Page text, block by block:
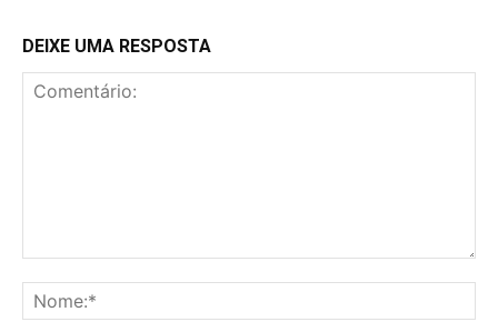
DEIXE UMA RESPOSTA